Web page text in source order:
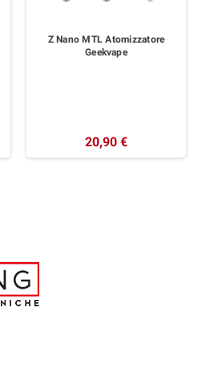
Z Nano MTL Atomizzatore
Geekvape
20,90 €